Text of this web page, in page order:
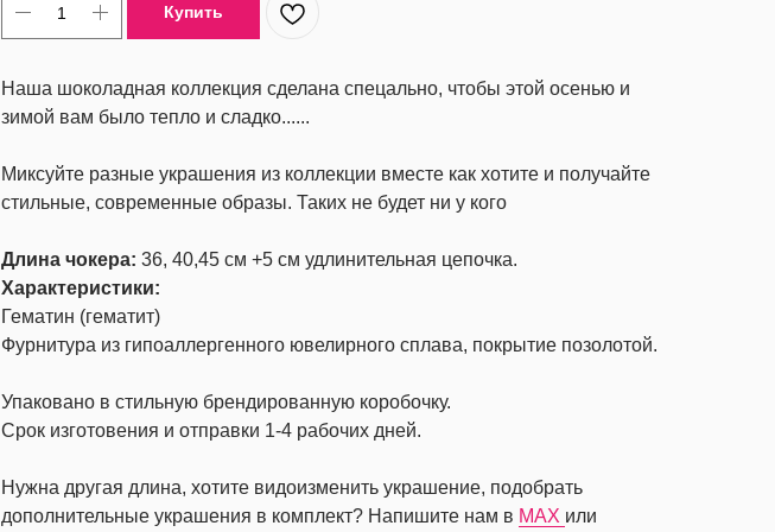
Купить
Наша шоколадная коллекция сделана спецально, чтобы этой осенью и
зимой вам было тепло и сладко......
Миксуйте разные украшения из коллекции вместе как хотите и получайте
стильные, современные образы. Таких не будет ни у кого
Длина чокера: 36, 40,45 см +5 см удлинительная цепочка.
Характеристики:
Гематин (гематит)
Фурнитура из гипоаллергенного ювелирного сплава, покрытие позолотой.
Упаковано в стильную брендированную коробочку.
Срок изготовения и отправки 1-4 рабочих дней.
Нужна другая длина, хотите видоизменить украшение, подобрать
дополнительные украшения в комплект? Напишите нам в MAX или